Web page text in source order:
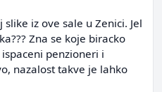
iz ove sale u Zenici. Jel
Zna se koje biracko
penzioneri i
nazalost takve je lahko